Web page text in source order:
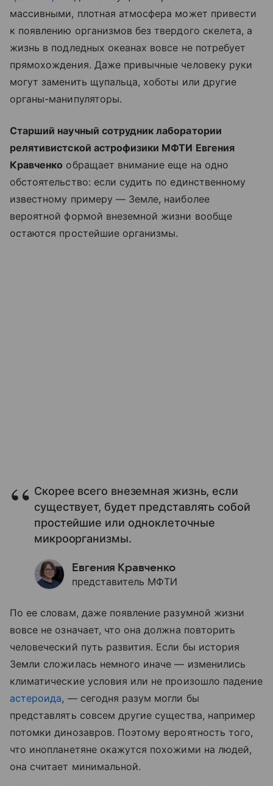
массивными, плотная атмосфера может привести
к появлению организмов без твердого скелета, а
жизнь в подледных океанах вовсе не потребует
прямохождения. Даже привычные человеку руки
могут заменить щупальца, хоботы или другие
органы-манипуляторы.
Старший научный сотрудник лаборатории
релятивистской астрофизики МФТИ Евгения
Кравченко обращает внимание еще на одно
обстоятельство: если судить по единственному
известному примеру — Земле, наиболее
вероятной формой внеземной жизни вообще
остаются простейшие организмы.
Скорее всего внеземная жизнь, если
существует, будет представлять собой
простейшие или одноклеточные
микроорганизмы.
Евгения Кравченко
представитель МФТИ
По ее словам, даже появление разумной жизни
вовсе не означает, что она должна повторить
человеческий путь развития. Если бы история
Земли сложилась немного иначе — изменились
климатические условия или не произошло падение
астероида, — сегодня разум могли бы
представлять совсем другие существа, например
потомки динозавров. Поэтому вероятность того,
что инопланетяне окажутся похожими на людей,
она считает минимальной.